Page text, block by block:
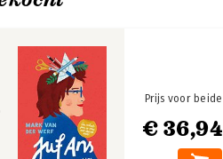
€ 36,94
Prijs voor beide